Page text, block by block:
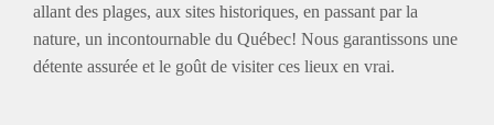
allant des plages, aux sites historiques, en passant par la
nature, un incontournable du Québec! Nous garantissons une
détente assurée et le goût de visiter ces lieux en vrai.